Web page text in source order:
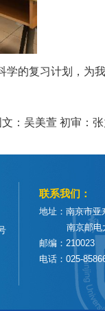
的复习计划，为
文：吴美萱 初审：
联系我们：
地址：南京市亚
南京邮电大
邮编：210023
电话：025-